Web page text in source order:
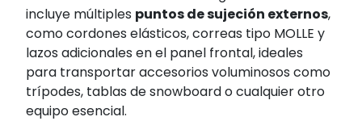
incluye múltiples puntos de sujeción externos,
como cordones elásticos, correas tipo MOLLE y
lazos adicionales en el panel frontal, ideales
para transportar accesorios voluminosos como
trípodes, tablas de snowboard o cualquier otro
equipo esencial.